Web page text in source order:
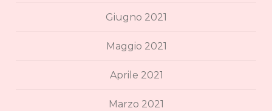
Giugno 2021
Maggio 2021
Aprile 2021
Marzo 2021